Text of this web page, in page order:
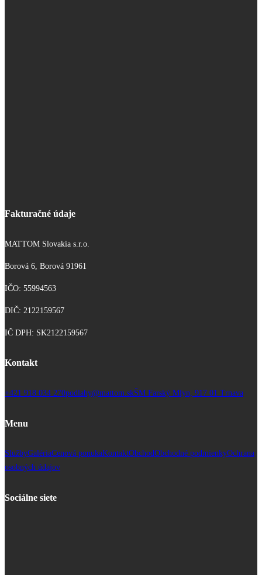
Fakturačné údaje
MATTOM Slovakia s.r.o.
Borová 6, Borová 91961
IČO: 55994563
DIČ: 2122159567
IČ DPH: SK2122159567
Kontakt
+421 918 034 270podlahy@mattom.skŠM Farský Mlyn, 917 01 Trnava
Menu
SlužbyGalériaCenová ponukaKontaktObchodObchodné podmienkyOchrana
osobných údajov
Sociálne siete